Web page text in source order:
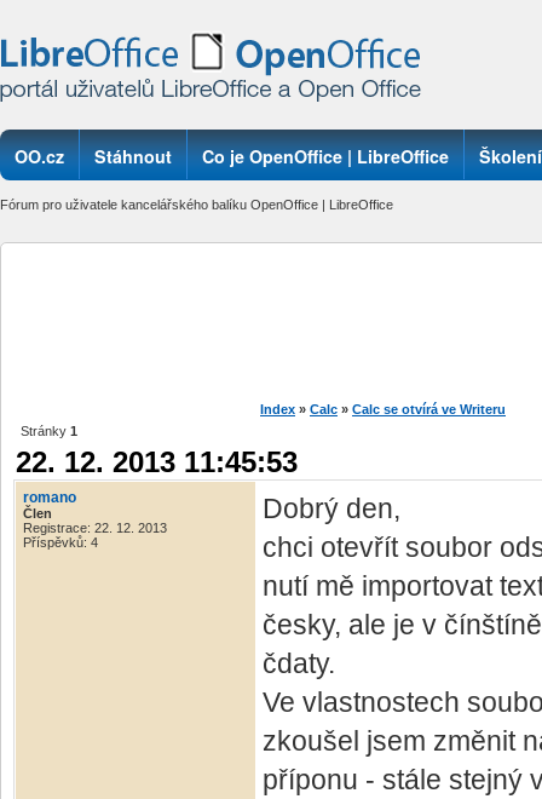
OO.cz Stáhnout Co je OpenOffice | LibreOffice Školení
Fórum pro uživatele kancelářského balíku OpenOffice | LibreOffice
Index » Calc » Calc se otvírá ve Writeru
Stránky 1
22. 12. 2013 11:45:53
romano
Člen
Registrace: 22. 12. 2013
Příspěvků: 4
Dobrý den,
chci otevřít soubor
nutí mě importovat
česky, ale je v
čdaty.
Ve vlastnostech
zkoušel jsem změnit
příponu - stále stejný